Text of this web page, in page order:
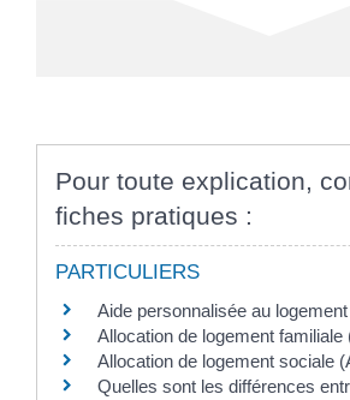
Pour toute explication,
fiches pratiques :
PARTICULIERS
Aide personnalisée au
Allocation de logement familiale
Allocation de logement sociale
Quelles sont les différences